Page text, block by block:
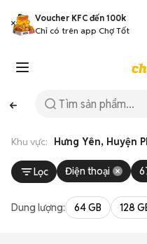
Voucher KFC đến 100k
Chỉ có trên app Chợ Tốt
Khu vực: Hưng Yên, Huyện
Lọc Điện thoại
Dung lượng: 64 GB 128